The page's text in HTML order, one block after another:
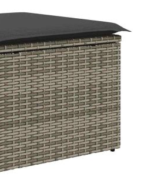
с информационна цел.
си с бутона "Добави в
можете да изберете броя
с информационна цел.
си с бутона "Добави в
можете да изберете броя
всъщност NewPay плаща
Вие я получавате и
да я платите към тях:
на изпращане на
За покупки на стойност до